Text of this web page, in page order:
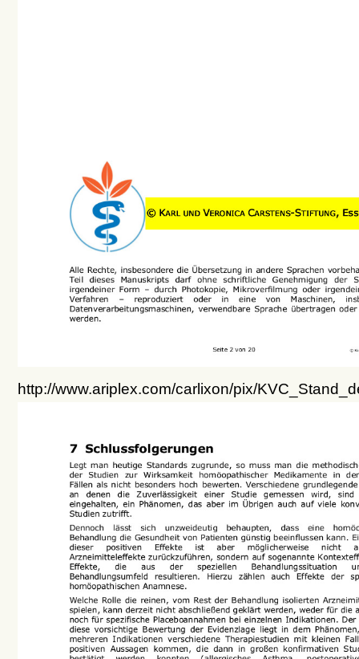
http://www.ariplex.com/carlixon/pix/